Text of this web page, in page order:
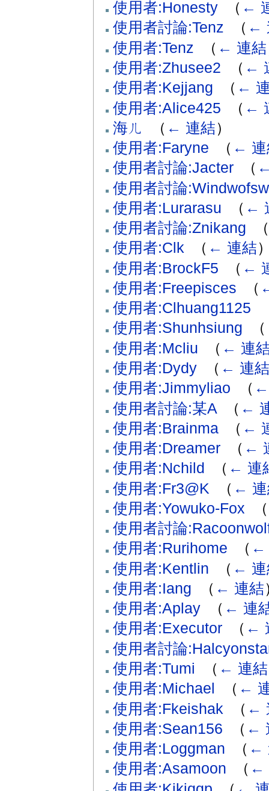
使用者:Honesty‎ （ ←
使用者討論:Tenz
（ ←
使用者:Tenz
（ ← 連結
使用者:Zhusee2
（ ←
使用者:Kejjang
（ ←
使用者:Alice425
（ ←
海ㄦ
（ ← 連結）
使用者:Faryne
（ ← 連
使用者討論:Jacter‎ （
使用者討論
使用者:Lurarasu
（ ←
使用者討論:Znikang
（
使用者:Clk
（ ← 連結
使用者:BrockF5
（ ←
使用者:Freepisces
（
使用者:Clhuang1125
使用者:Shunhsiung
（
使用者:Mcliu
（ ← 連
使用者:Dydy‎ （ ← 連結
使用者:Jimmyliao
（ ←
使用者討論:某A‎ （ ←
使用者:Brainma‎ （ ←
使用者:Dreamer‎ （ ←
使用者:Nchild
（ ← 連
使用者:Fr3@K
（ ← 連
使用者:Yowuko-Fox
（
使用者討論
使用者:Rurihome
（ ←
使用者:Kentlin
（ ← 連
使用者:Iang
（ ← 連結
使用者:Aplay‎ （ ← 連
使用者:Executor‎ （ ←
使用者討論
使用者:Tumi
（ ← 連結
使用者:Michael
（ ←
使用者:Fkeishak
（ ←
使用者:Sean156
（ ←
使用者:Loggman
（ ←
使用者:Asamoon
（ ←